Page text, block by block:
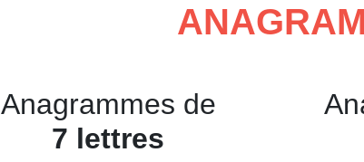
Anagrammes de
7 lettres